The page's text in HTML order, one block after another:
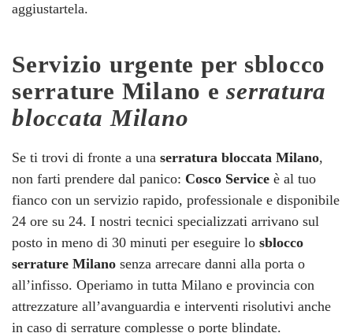
aggiustartela.
Servizio urgente per sblocco
serrature Milano eserratura
bloccata Milano
Se ti trovi di fronte a una serratura bloccata Milano,
non farti prendere dal panico: Cosco Service è al tuo
fianco con un servizio rapido, professionale e disponibile
24 ore su 24. I nostri tecnici specializzati arrivano sul
posto in meno di 30 minuti per eseguire lo sblocco
serrature Milano senza arrecare danni alla porta o
all’infisso. Operiamo in tutta Milano e provincia con
attrezzature all’avanguardia e interventi risolutivi anche
in caso di serrature complesse o porte blindate.